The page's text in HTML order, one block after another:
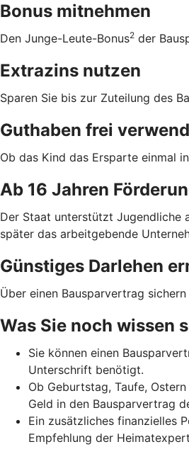
Bonus mitnehmen
Den Junge-Leute-Bonus2 der
Extrazins nutzen
Sparen Sie bis zur Zuteilung des
Guthaben frei
Ob das Kind das Ersparte einmal
Ab 16 Jahren
Der Staat unterstützt Jugendliche
später das arbeitgebende
Günstiges Darlehen
Über einen Bausparvertrag
Was Sie noch wissen
Sie können einen
Unterschrift benötigt.
Ob Geburtstag, Taufe,
Geld in den Bausparvertrag
Ein zusätzliches finanzielles
Empfehlung der